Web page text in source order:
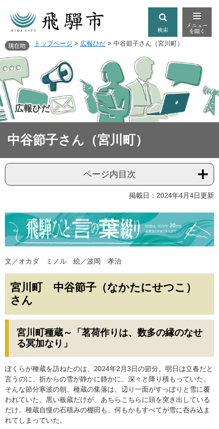
トップページ > 広報ひだ > 中谷節子さん（宮川町）
広報ひだ
中谷節子さん（宮川町）
ページ内目次
掲載日：2024年4月4日更新
文／オカダ ミノル 絵／波岡 孝治​
宮川町 中谷節子（なかたにせつこ）
さん
宮川町種蔵～「茗荷作りは、数多の縁のなせ
る冥加なり」
​ぼくらが種蔵を訪ねたのは、2024年2月3日の節分。明日は立春だと
言うのに、折からの雪が静かに静かに、深々と降り積もっていた。
そんな節分寒波の朝。種蔵の集落は、辺り一面がすっぽりと雪に覆
われていた。黒い板蔵だけが、あちらこちらに頭を突き出している
だけ。種蔵自慢の石積みの棚田も、何もかもすべてが雪に呑み込ま
れてしまっていた。